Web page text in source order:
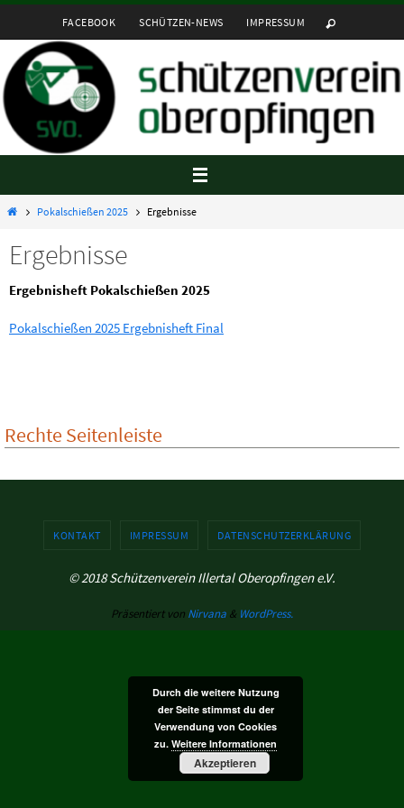
Inhalt
springen
FACEBOOK SCHÜTZEN-NEWS IMPRESSUM
Startseite
Pokalschießen 2025 Ergebnisse
Ergebnisse
Ergebnisheft Pokalschießen 2025
Pokalschießen 2025 Ergebnisheft Final
Rechte Seitenleiste
KONTAKT IMPRESSUM DATENSCHUTZERKLÄRUNG
© 2018 Schützenverein Illertal Oberopfingen e.V.
Präsentiert von Nirvana & WordPress.
Durch die weitere Nutzung
der Seite stimmst du der
Verwendung von Cookies
zu. Weitere Informationen
Akzeptieren